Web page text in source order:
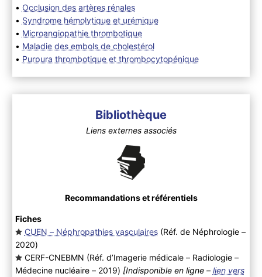
• Occlusion des artères rénales
• Syndrome hémolytique et urémique
• Microangiopathie thrombotique
• Maladie des embols de cholestérol
• Purpura thrombotique et thrombocytopénique
Bibliothèque
Liens externes associés
Recommandations et référentiels
Fiches
CUEN – Néphropathies vasculaires(Réf. de Néphrologie –
2020)
CERF-CNEBMN (Réf. d’Imagerie médicale – Radiologie –
Médecine nucléaire – 2019) [Indisponible en ligne – lien vers